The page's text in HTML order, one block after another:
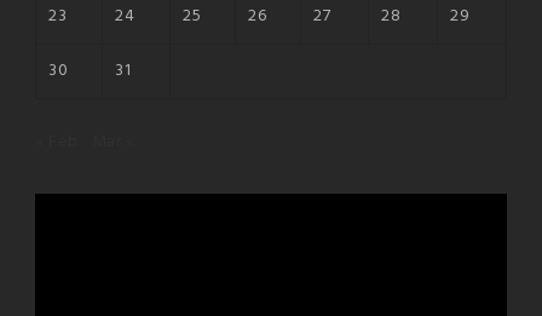
23
24 25 26 27 28
29
30
31